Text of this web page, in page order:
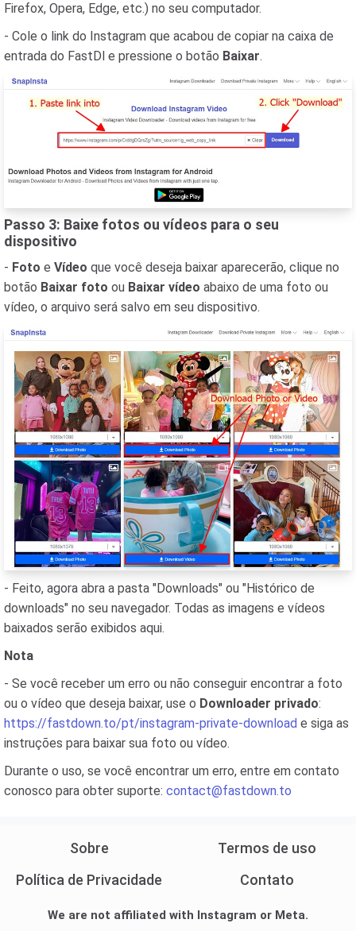
Firefox, Opera, Edge, etc.) no seu computador.
- Cole o link do Instagram que acabou de copiar na caixa de
entrada do FastDl e pressione o botão Baixar.
Passo 3: Baixe fotos ou vídeos para o seu
dispositivo
- Foto e Vídeo que você deseja baixar aparecerão, clique no
botão Baixar foto ou Baixar vídeo abaixo de uma foto ou
vídeo, o arquivo será salvo em seu dispositivo.
- Feito, agora abra a pasta "Downloads" ou "Histórico de
downloads" no seu navegador. Todas as imagens e vídeos
baixados serão exibidos aqui.
Nota
- Se você receber um erro ou não conseguir encontrar a foto
ou o vídeo que deseja baixar, use o Downloader privado:
https://fastdown.to/pt/instagram-private-download e siga as
instruções para baixar sua foto ou vídeo.
Durante o uso, se você encontrar um erro, entre em contato
conosco para obter suporte: contact@fastdown.to
Sobre
Termos de uso
Política de Privacidade
Contato
We are not affiliated with Instagram or Meta.